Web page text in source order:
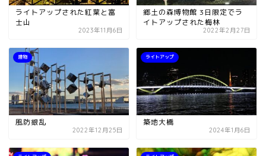
ライトアップされた紅葉と富
士山
2023年11月6日
郷土の森博物館 3日限定でラ
イトアップされた梅林
2022年2月27日
建物
風防銀乱
2022年12月25日
ライトアップ
築地大橋
2024年1月6日